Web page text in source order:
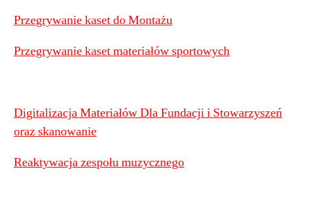
Przegrywanie kaset do Montażu
Przegrywanie kaset materiałów sportowych
Digitalizacja Materiałów Dla Fundacji i Stowarzyszeń
oraz skanowanie
Reaktywacja zespołu muzycznego